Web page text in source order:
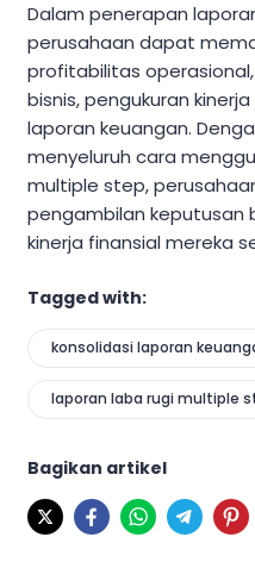
Dalam penerapan
perusahaan dapat
profitabilitas
bisnis, pengukuran
laporan keuangan.
menyeluruh cara
multiple step,
pengambilan keputusan
kinerja finansial mereka
Tagged with:
konsolidasi laporan
laporan laba rugi multiple
Bagikan artikel